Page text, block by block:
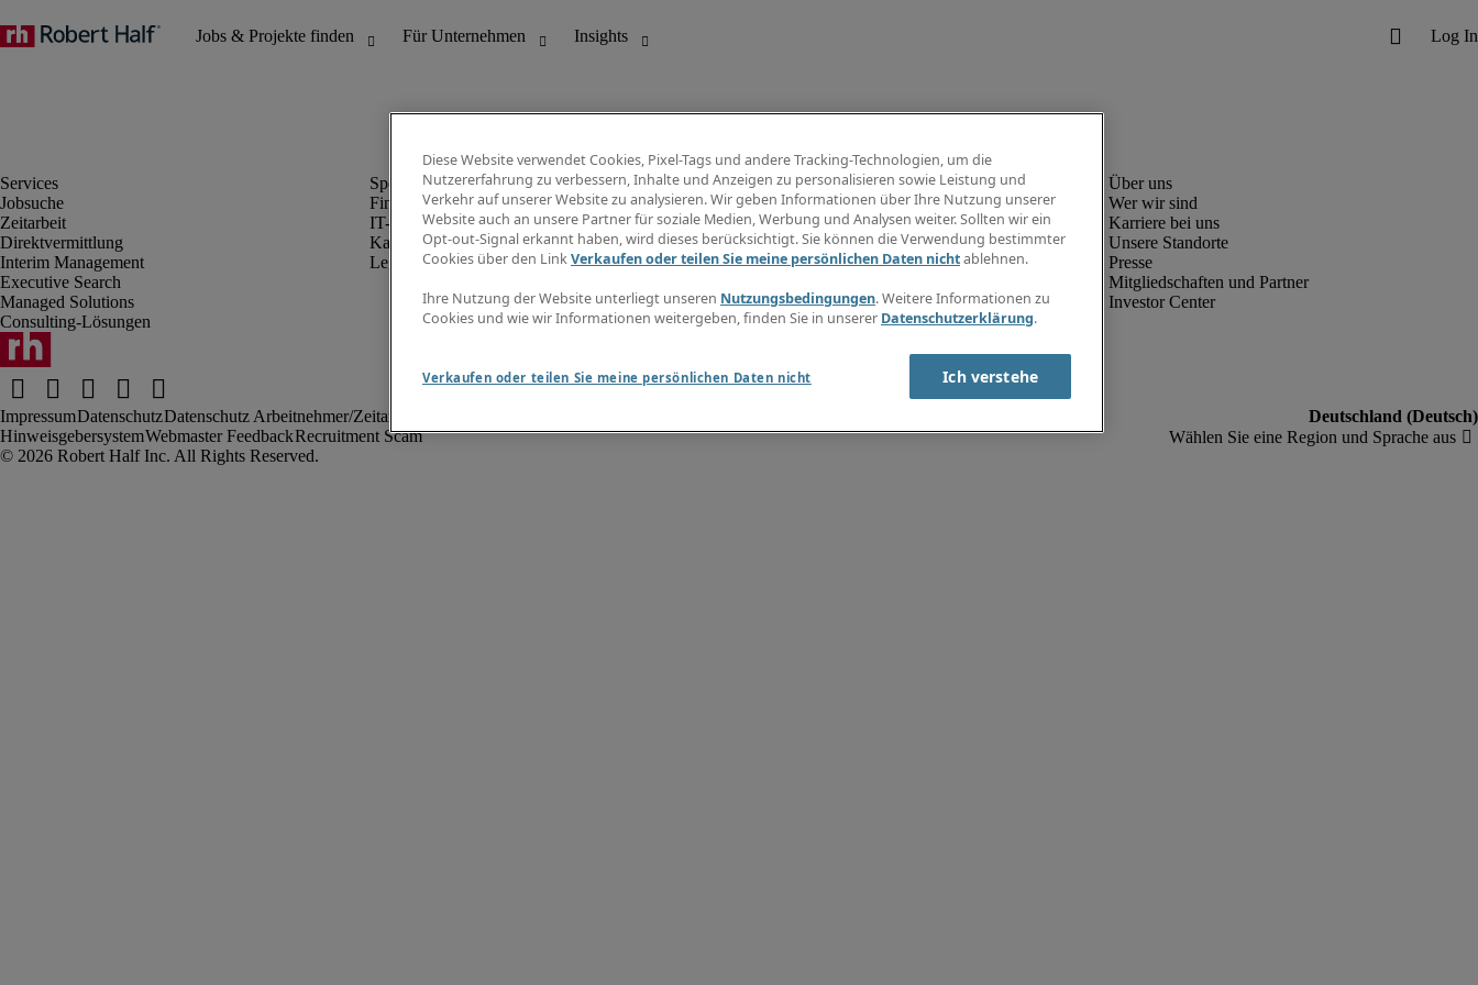
Jobsuche
Zeitarbeit
Direktvermittlung
Interim Management
Executive Search
Managed Solutions
Consulting-Lösungen
Finanz- & Rechnungswesen
IT-Bereich
Kaufmännischer Bereich
Legal
Info Center
Jobübersicht
Gehaltsübersicht
E-Learning
Wer wir sind
Karriere bei uns
Unsere Standorte
Presse
Mitgliedschaften und Partner
Investor Center
ImpressumDatenschutzDatenschutz Arbeitnehmer/Zeitarbeitskräfte
HinweisgebersystemWebmaster FeedbackRecruitment Scam
Diese Website verwendet Cookies, Pixel-Tags und andere Tracking-Technologien, um die
Nutzererfahrung zu verbessern, Inhalte und Anzeigen zu personalisieren sowie Leistung und
Verkehr auf unserer Website zu analysieren. Wir geben Informationen über Ihre Nutzung unserer
Website auch an unsere Partner für soziale Medien, Werbung und Analysen weiter. Sollten wir ein
Opt-out-Signal erkannt haben, wird dieses berücksichtigt. Sie können die Verwendung bestimmter
Cookies über den LinkVerkaufen oder teilen Sie meine persönlichen Daten nichtablehnen.
Ihre Nutzung der Website unterliegt unseren Nutzungsbedingungen. Weitere Informationen zu
Cookies und wie wir Informationen weitergeben, finden Sie in unserer Datenschutzerklärung.
Verkaufen oder teilen Sie meine persönlichen Daten nicht Ich verstehe